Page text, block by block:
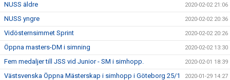
NUSS äldre 2020-02-02 21:06
NUSS yngre 2020-02-02 20:36
Vidösternsimmet Sprint 2020-02-02 20:26
Öppna masters-DM i simning 2020-02-02 13:30
Fem medaljer till JSS vid Junior - SM i simhopp. 2020-02-01 18:39
Västsvenska Öppna Mästerskap i simhopp i Göteborg 25/1 2020-01-29 14:27